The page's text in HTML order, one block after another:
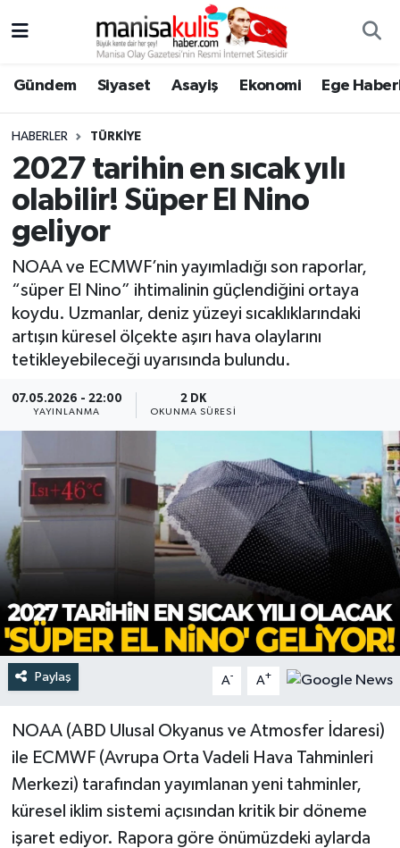
Gündem Siyaset Asayiş Ekonomi Ege
HABERLER TÜRKIYE
2027 tarihin en sıcak yılı
olabilir! Süper El Nino
geliyor
NOAA ve ECMWF’nin yayımladığı son raporlar,
“süper El Nino” ihtimalinin güçlendiğini ortaya
koydu. Uzmanlar, deniz yüzeyi sıcaklıklarındaki
artışın küresel ölçekte aşırı hava olaylarını
tetikleyebileceği uyarısında bulundu.
07.05.2026 - 22:00
YAYINLANMA
2 DK
OKUNMA SÜRESI
Paylaş A- A+
NOAA (ABD Ulusal Okyanus ve Atmosfer İdaresi)
ile ECMWF (Avrupa Orta Vadeli Hava Tahminleri
Merkezi) tarafından yayımlanan yeni tahminler,
küresel iklim sistemi açısından kritik bir döneme
işaret ediyor. Rapora göre önümüzdeki aylarda
Ege Haberleri
Ekonomi
Genel
Gündem
Resmi İlan
Siyaset
Türkiye
Yaşam
Yunusemre Hava Durumu
Yunusemre Trafik Yoğunluk Haritası
Süper Lig Puan Durumu ve Fikstür
Tüm Manşetler
Son Dakika Haberleri
Haber Arşivi